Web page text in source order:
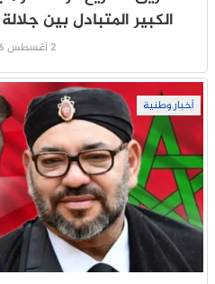
الكبير المتبادل بين
2 أغسطس 2026
أخبار وطنية